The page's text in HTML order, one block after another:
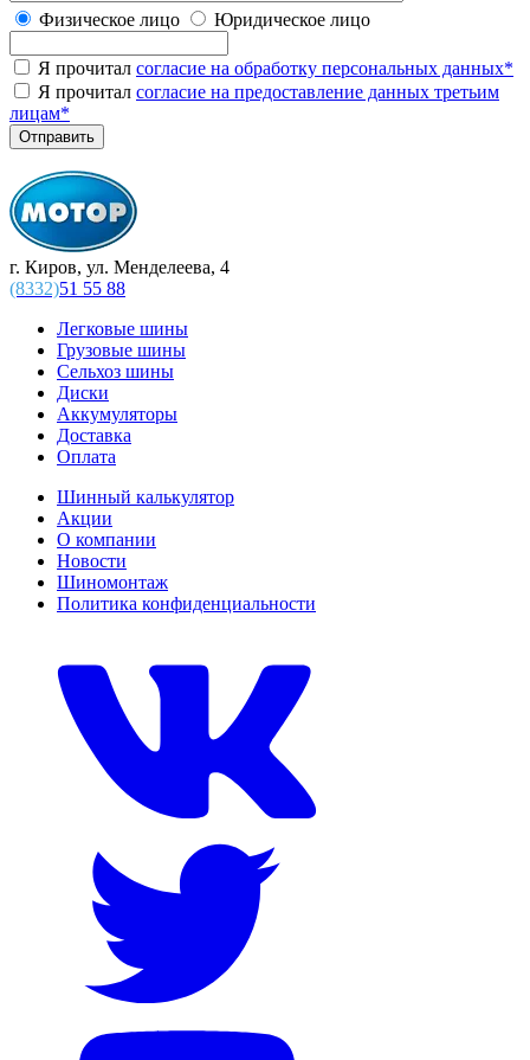
Физическое лицо Юридическое лицо
Я прочитал согласие на обработку персональных данных*
Я прочитал согласие на предоставление данных третьим
лицам*
г. Киров, ул. Менделеева, 4
(8332)51 55 88
Легковые шины
Грузовые шины
Сельхоз шины
Диски
Аккумуляторы
Доставка
Оплата
Шинный калькулятор
Акции
О компании
Новости
Шиномонтаж
Политика конфиденциальности